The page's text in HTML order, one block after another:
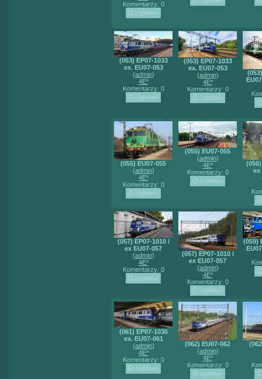
Komentarzy: 0
(053) EP07-1033
ex. EU07-053
(admin)
4E*
Komentarzy: 0
(053) EP07-1033
ex. EU07-053
(admin)
4E*
Komentarzy: 0
(055) EU07-055
(admin)
4E*
Komentarzy: 0
(055) EU07-055
(admin)
4E*
Komentarzy: 0
ex
(057) EP07-1010 /
ex EU07-057
(admin)
4E*
Komentarzy: 0
(057) EP07-1010 /
ex EU07-057
(admin)
4E*
Komentarzy: 0
(059)
(061) EP07-1036
ex. EU07-061
(admin)
4E*
Komentarzy: 0
(062) EU07-062
(admin)
4E*
Komentarzy: 0